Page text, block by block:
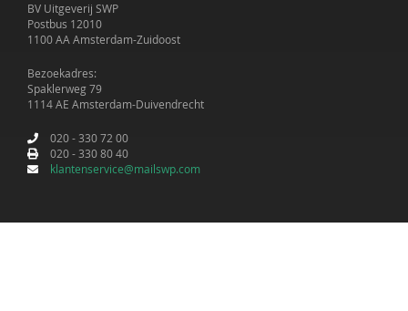
BV Uitgeverij SWP
Postbus 12010
1100 AA Amsterdam-Zuidoost
Bezoekadres:
Spaklerweg 79
1114 AE Amsterdam-Duivendrecht
020 - 330 72 00
020 - 330 80 40
klantenservice@mailswp.com